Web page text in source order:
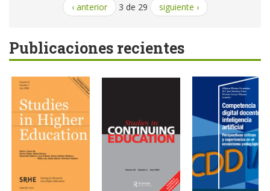
‹ anterior 3 de 29 siguiente ›
Publicaciones recientes